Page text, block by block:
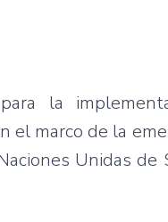
la
marco de la
Unidas de